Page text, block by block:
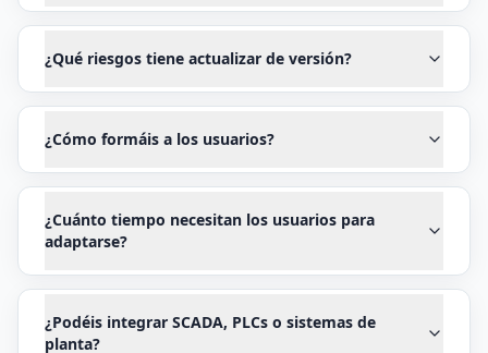
¿Qué riesgos tiene actualizar de versión?
¿Cómo formáis a los usuarios?
¿Cuánto tiempo necesitan los usuarios para
adaptarse?
¿Podéis integrar SCADA, PLCs o sistemas de
planta?